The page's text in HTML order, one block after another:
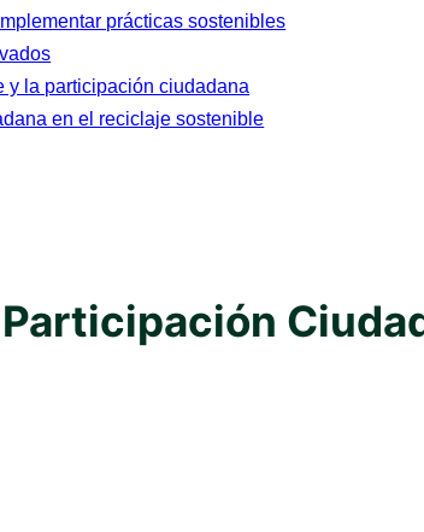
prácticas sostenibles
y la participación ciudadana
en el reciclaje sostenible